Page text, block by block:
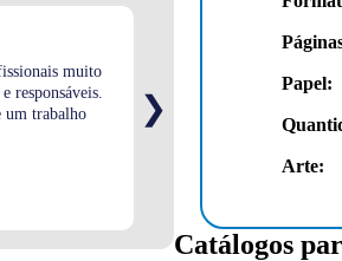
Papel:
Arte:
muito
responsáveis.
um trabalho
“Sempre prestativos, a
ótima e a entrega
Stéfany Christina
❯
Catálogos